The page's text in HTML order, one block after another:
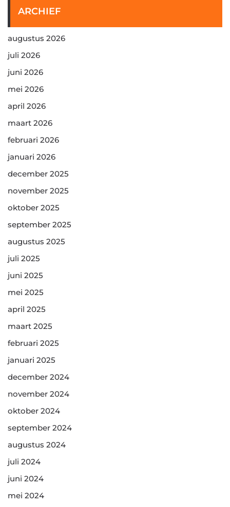
ARCHIEF
augustus 2026
juli 2026
juni 2026
mei 2026
april 2026
maart 2026
februari 2026
januari 2026
december 2025
november 2025
oktober 2025
september 2025
augustus 2025
juli 2025
juni 2025
mei 2025
april 2025
maart 2025
februari 2025
januari 2025
december 2024
november 2024
oktober 2024
september 2024
augustus 2024
juli 2024
juni 2024
mei 2024